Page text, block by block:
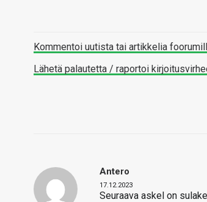
Kommentoi uutista tai artikkelia
Lähetä palautetta / raportoi
Antero
17.12.2023
Seuraava askel on